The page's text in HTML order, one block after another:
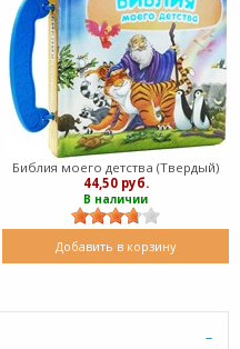
Библия моего детства (Твердый)
44,50 руб.
В наличии
Добавить в корзину